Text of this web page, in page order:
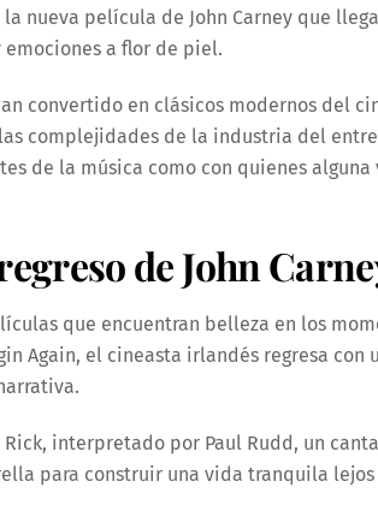
la nueva película de John Carney que
a flor de piel.
convertido en clásicos modernos del
complejidades de la industria del
de la música como con quienes
de John
que encuentran belleza en los
Again, el cineasta irlandés regresa con
interpretado por Paul Rudd, un
para construir una vida tranquila